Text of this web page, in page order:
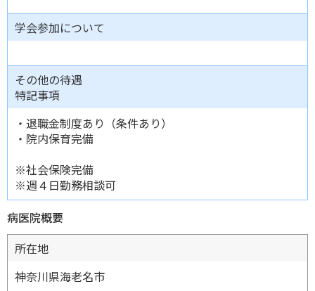
学会参加について
その他の待遇
特記事項
・退職金制度あり（条件あり）
・院内保育完備
※社会保険完備
※週４日勤務相談可
病医院概要
所在地
神奈川県海老名市